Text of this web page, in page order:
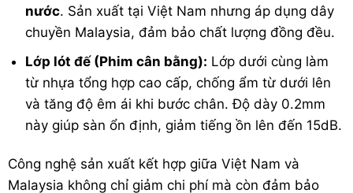
nước. Sản xuất tại Việt Nam nhưng áp dụng dây
chuyền Malaysia, đảm bảo chất lượng đồng đều.
Lớp lót đế (Phim cân bằng): Lớp dưới cùng làm
từ nhựa tổng hợp cao cấp, chống ẩm từ dưới lên
và tăng độ êm ái khi bước chân. Độ dày 0.2mm
này giúp sàn ổn định, giảm tiếng ồn lên đến 15dB.
Công nghệ sản xuất kết hợp giữa Việt Nam và
Malaysia không chỉ giảm chi phí mà còn đảm bảo